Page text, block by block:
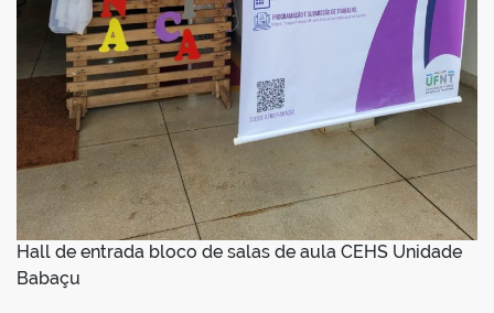
portal
Hall de entrada bloco de salas de aula CEHS Unidade
Babaçu